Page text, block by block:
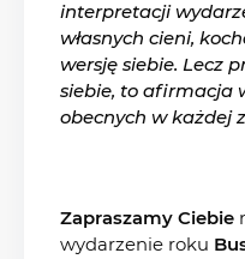
interpretacji
własnych cieni,
wersję siebie. Lecz
siebie, to afirmacja
obecnych w każdej
Zapraszamy Ciebie
wydarzenie roku